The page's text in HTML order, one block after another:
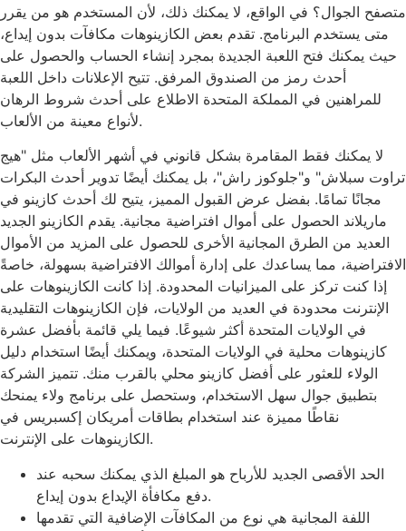
متصفح الجوال؟ في الواقع، لا يمكنك ذلك، لأن المستخدم هو من يقرر
متى يستخدم البرنامج. تقدم بعض الكازينوهات مكافآت بدون إيداع،
حيث يمكنك فتح اللعبة الجديدة بمجرد إنشاء الحساب والحصول على
أحدث رمز من الصندوق المرفق. تتيح الإعلانات داخل اللعبة
للمراهنين في المملكة المتحدة الاطلاع على أحدث شروط الرهان
لأنواع معينة من الألعاب.
لا يمكنك فقط المقامرة بشكل قانوني في أشهر الألعاب مثل "هيج
تراوت سبلاش" و"جلوكوز راش"، بل يمكنك أيضًا تدوير أحدث البكرات
مجانًا تمامًا. بفضل عرض القبول المميز، يتيح لك أحدث كازينو في
ماريلاند الحصول على أموال افتراضية مجانية. يقدم الكازينو الجديد
العديد من الطرق المجانية الأخرى للحصول على المزيد من الأموال
الافتراضية، مما يساعدك على إدارة أموالك الافتراضية بسهولة، خاصةً
إذا كنت تركز على الميزانيات المحدودة. إذا كانت الكازينوهات على
الإنترنت محدودة في العديد من الولايات، فإن الكازينوهات التقليدية
في الولايات المتحدة أكثر شيوعًا. فيما يلي قائمة بأفضل عشرة
كازينوهات محلية في الولايات المتحدة، ويمكنك أيضًا استخدام دليل
الولاء للعثور على أفضل كازينو محلي بالقرب منك. تتميز الشركة
بتطبيق جوال سهل الاستخدام، وستحصل على برنامج ولاء يمنحك
نقاطًا مميزة عند استخدام بطاقات أمريكان إكسبريس في
الكازينوهات على الإنترنت.
الحد الأقصى الجديد للأرباح هو المبلغ الذي يمكنك سحبه عند
دفع مكافأة الإيداع بدون إيداع.
اللفة المجانية هي نوع من المكافآت الإضافية التي تقدمها